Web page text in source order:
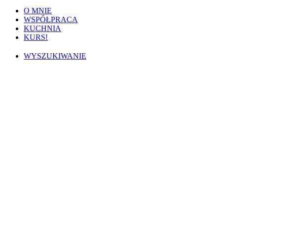
O MNIE
WSPÓŁPRACA
KUCHNIA
KURS!
WYSZUKIWANIE